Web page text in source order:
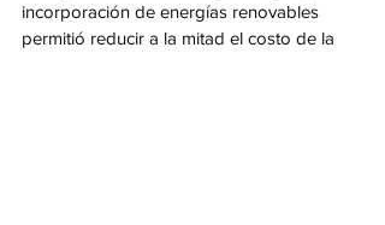
incorporación de energías renovables
permitió reducir a la mitad el costo de la